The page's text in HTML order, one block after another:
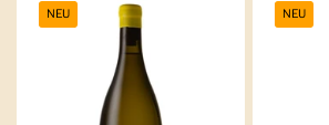
NEU NEU